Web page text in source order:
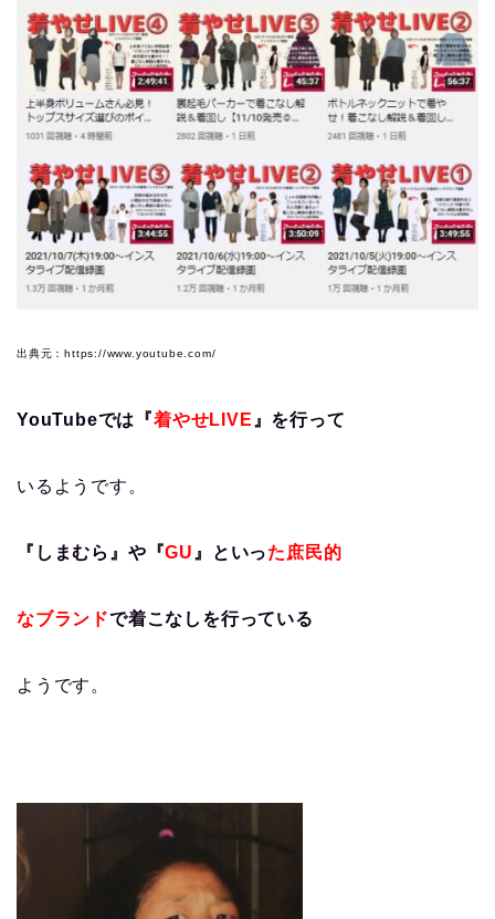
出典元：https://www.youtube.com/
YouTubeでは『着やせLIVE 』を行って
いるようです。
『しまむら』や『GU 』といった庶民的
なブランドで着こなしを行っている
ようです。